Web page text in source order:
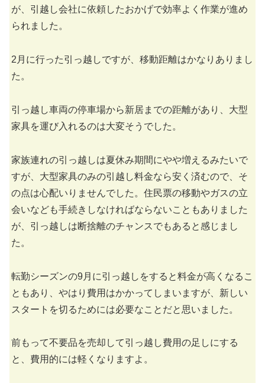
が、引越し会社に依頼したおかげで効率よく作業が進め
られました。
2月に行った引っ越しですが、移動距離はかなりありまし
た。
引っ越し車両の停車場から新居までの距離があり、大型
家具を運び入れるのは大変そうでした。
家族連れの引っ越しは夏休み期間にやや増えるみたいで
すが、大型家具のみの引越し料金なら安く済むので、そ
の点は心配いりませんでした。住民票の移動やガスの立
会いなども手続きしなければならないこともありました
が、引っ越しは断捨離のチャンスでもあると感じまし
た。
転勤シーズンの9月に引っ越しをすると料金が高くなるこ
ともあり、やはり費用はかかってしまいますが、新しい
スタートを切るためには必要なことだと思いました。
前もって不要品を売却して引っ越し費用の足しにする
と、費用的には軽くなりますよ。